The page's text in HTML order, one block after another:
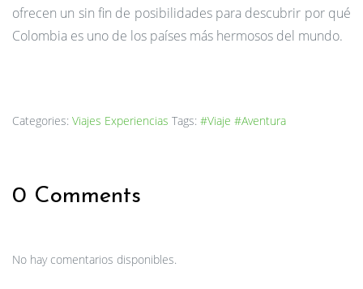
ofrecen un sin fin de posibilidades para descubrir por qué
Colombia es uno de los países más hermosos del mundo.
Categories: Viajes Experiencias Tags: #Viaje #Aventura
0 Comments
No hay comentarios disponibles.